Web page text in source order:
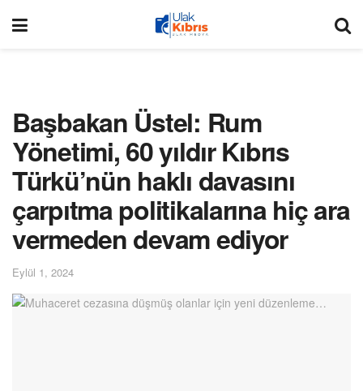
Başbakan Üstel: Rum
Yönetimi, 60 yıldır Kıbrıs
Türkü’nün haklı davasını
çarpıtma politikalarına hiç ara
vermeden devam ediyor
Eylül 1, 2024